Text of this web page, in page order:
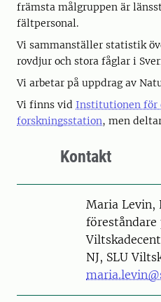
främsta målgruppen är
fältpersonal.
Vi sammanställer statistik
rovdjur och stora fåglar i
Vi arbetar på uppdrag av
Vi finns vid Institutionen för
forskningsstation, men
Kontakt
PersonMaria Levin,
föreståndare
NJ, SLU